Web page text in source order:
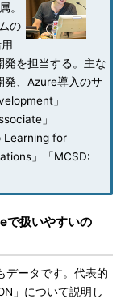
。
の
発を担当する。主な
発、Azure導入のサ
」
」
Learning for
」「MCSD:
扱いやすいの
ータです。代表的
」について説明し